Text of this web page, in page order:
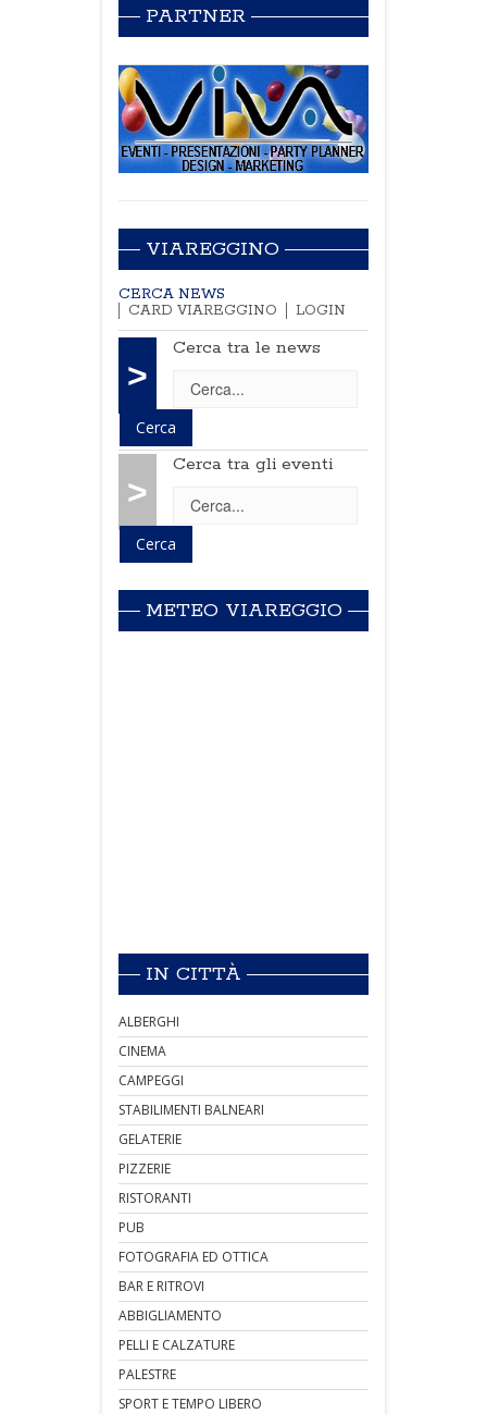
PARTNER
VIAREGGINO
CERCA NEWS
CARD VIAREGGINO
LOGIN
>
Cerca tra le news
>
Cerca tra gli eventi
METEO VIAREGGIO
IN CITTÀ
ALBERGHI
CINEMA
CAMPEGGI
STABILIMENTI BALNEARI
GELATERIE
PIZZERIE
RISTORANTI
PUB
FOTOGRAFIA ED OTTICA
BAR E RITROVI
ABBIGLIAMENTO
PELLI E CALZATURE
PALESTRE
SPORT E TEMPO LIBERO